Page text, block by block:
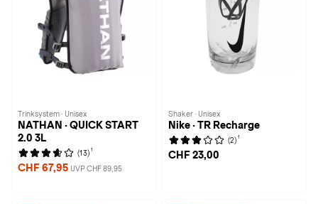
Trinksystem · Unisex
NATHAN · QUICK START
2.0 3L
(13) 1
CHF 67,95 UVP CHF 89,95
Shaker · Unisex
Nike · TR Recharge
(2) 1
CHF 23,00